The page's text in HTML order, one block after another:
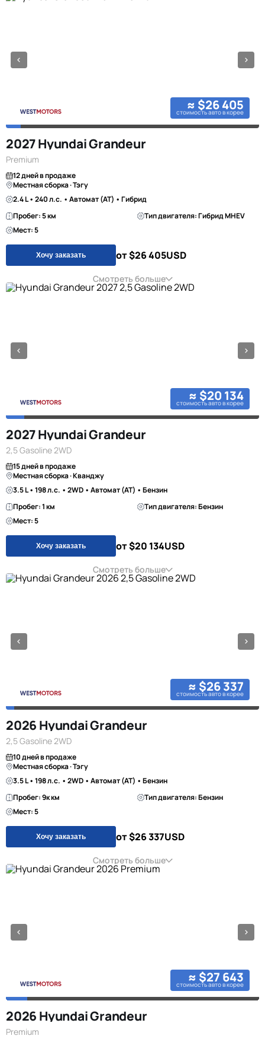
≈ $26 405
стоимость авто в корее
2027 Hyundai Grandeur
Premium
12 дней в продаже
Местная сборка · Тэгу
2.4 L • 240 л.с. • Автомат (AT) • Гибрид
Пробег: 5 км
Тип двигателя: Гибрид MHEV
Мест: 5
Хочу заказать от $26 405USD
Смотреть больше
≈ $20 134
стоимость авто в корее
2027 Hyundai Grandeur
2,5 Gasoline 2WD
15 дней в продаже
Местная сборка · Кванджу
3.5 L • 198 л.с. • 2WD • Автомат (AT) • Бензин
Пробег: 1 км
Тип двигателя: Бензин
Мест: 5
Хочу заказать от $20 134USD
Смотреть больше
≈ $26 337
стоимость авто в корее
2026 Hyundai Grandeur
2,5 Gasoline 2WD
10 дней в продаже
Местная сборка · Тэгу
3.5 L • 198 л.с. • 2WD • Автомат (AT) • Бензин
Пробег: 9к км
Тип двигателя: Бензин
Мест: 5
Хочу заказать от $26 337USD
Смотреть больше
≈ $27 643
стоимость авто в корее
2026 Hyundai Grandeur
Premium